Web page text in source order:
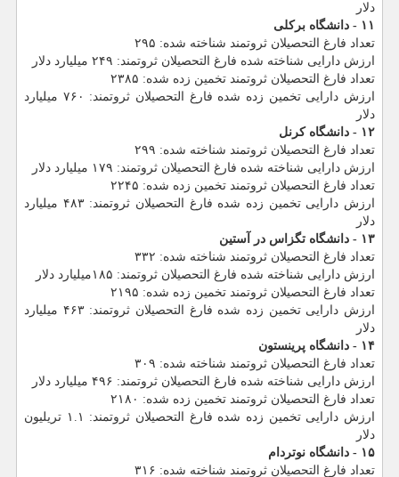
دلار
۱۱ - دانشگاه بركلی
تعداد فارغ التحصیلان ثروتمند شناخته شده: ۲۹۵
ارزش دارایی شناخته شده فارغ التحصیلان ثروتمند: ۲۴۹ میلیارد دلار
تعداد فارغ التحصیلان ثروتمند تخمین زده شده: ۲۳۸۵
ارزش دارایی تخمین زده شده فارغ التحصیلان ثروتمند: ۷۶۰ میلیارد
دلار
۱۲ - دانشگاه كرنل
تعداد فارغ التحصیلان ثروتمند شناخته شده: ۲۹۹
ارزش دارایی شناخته شده فارغ التحصیلان ثروتمند: ۱۷۹ میلیارد دلار
تعداد فارغ التحصیلان ثروتمند تخمین زده شده: ۲۲۴۵
ارزش دارایی تخمین زده شده فارغ التحصیلان ثروتمند: ۴۸۳ میلیارد
دلار
۱۳ - دانشگاه تگزاس در آستین
تعداد فارغ التحصیلان ثروتمند شناخته شده: ۳۳۲
ارزش دارایی شناخته شده فارغ التحصیلان ثروتمند: ۱۸۵میلیارد دلار
تعداد فارغ التحصیلان ثروتمند تخمین زده شده: ۲۱۹۵
ارزش دارایی تخمین زده شده فارغ التحصیلان ثروتمند: ۴۶۳ میلیارد
دلار
۱۴ - دانشگاه پرینستون
تعداد فارغ التحصیلان ثروتمند شناخته شده: ۳۰۹
ارزش دارایی شناخته شده فارغ التحصیلان ثروتمند: ۴۹۶ میلیارد دلار
تعداد فارغ التحصیلان ثروتمند تخمین زده شده: ۲۱۸۰
ارزش دارایی تخمین زده شده فارغ التحصیلان ثروتمند: ۱.۱ تریلیون
دلار
۱۵ - دانشگاه نوتردام
تعداد فارغ التحصیلان ثروتمند شناخته شده: ۳۱۶